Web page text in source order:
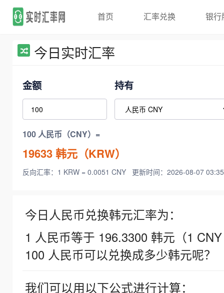
首页 汇率兑换 银行
今日实时汇率
金额 持有
100 人民币（CNY）=
19633韩元（KRW）
反向汇率：1 KRW = 0.0051 CNY 更新时间：2026-08-07
今日人民币兑换韩元汇率为：
1 人民币等于 196.3300 韩元（1
100 人民币可以兑换成多少韩元呢？
我们可以用以下公式进行计算：